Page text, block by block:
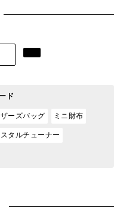
ド
ーズバッグ ミニ財布
タルチューナー